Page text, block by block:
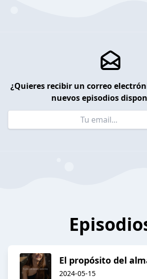
¿Quieres recibir un correo
nuevos episodios
El propósito del
2024-05-15